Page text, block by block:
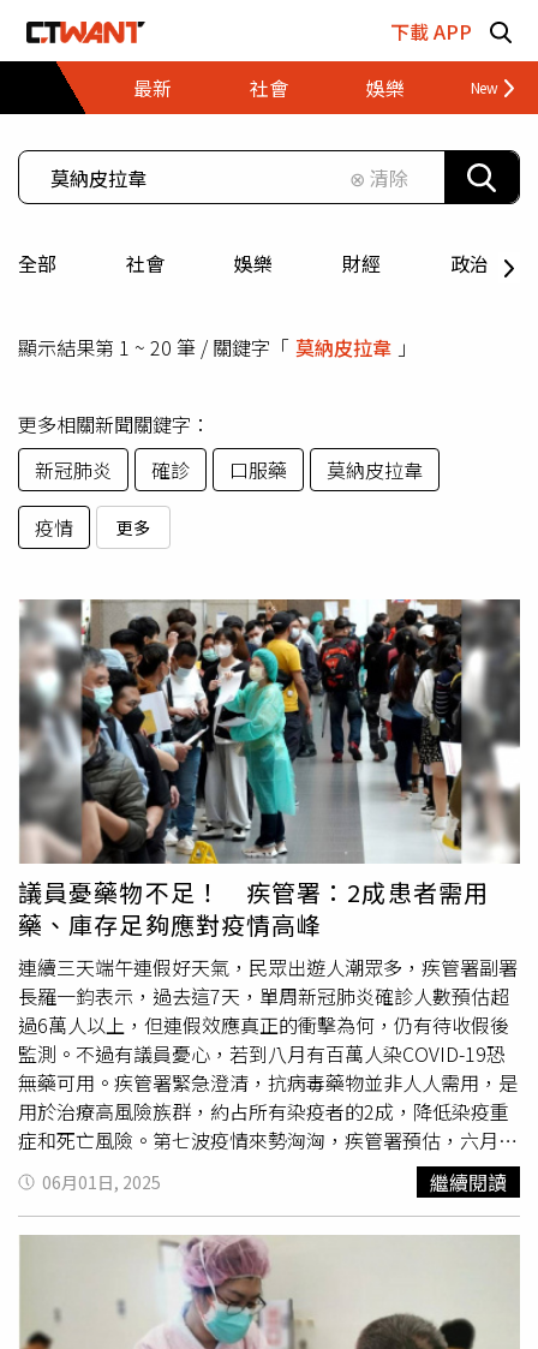
下載 APP
最新
社會 娛樂 財經
⊗ 清除
全部 社會 娛樂 財經 政治
顯示結果第 1 ~ 20 筆 / 關鍵字「 莫納皮拉韋 」
更多相關新聞關鍵字：
新冠肺炎
確診 口服藥
莫納皮拉韋
疫情
更多
議員憂藥物不足！ 疾管署：2成患者需用
藥、庫存足夠應對疫情高峰
連續三天端午連假好天氣，民眾出遊人潮眾多，疾管署副署
長羅一鈞表示，過去這7天，單周新冠肺炎確診人數預估超
過6萬人以上，但連假效應真正的衝擊為何，仍有待收假後
監測。不過有議員憂心，若到八月有百萬人染COVID-19恐
無藥可用。疾管署緊急澄清，抗病毒藥物並非人人需用，是
用於治療高風險族群，約占所有染疫者的2成，降低染疫重
症和死亡風險。第七波疫情來勢洶洶，疾管署預估，六月底
到七月初將到達最高峰，每周會有超過20萬人以上確診。羅
一鈞也表示，端午連假期間，天氣不錯，出遊的民眾很多，
但也看到不少人戴起口罩，根據模型，過去七天確診人數將
超過6萬人以上，較前一周4.1萬人，增幅近五成，成長但實
際連假衝擊，仍有待下周監測會更清楚。台北市新黨議員侯
漢廷昨於臉書發文，「衛福部預估未來會有181萬人染疫⋯
寬鬆算算有81萬份藥量，但仍有100萬人沒有藥？」疾管署
06月01日, 2025 繼續閱讀